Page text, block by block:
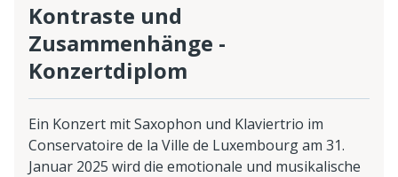
Kontraste und
Zusammenhänge -
Konzertdiplom
Ein Konzert mit Saxophon und Klaviertrio im
Conservatoire de la Ville de Luxembourg am 31.
Januar 2025 wird die emotionale und musikalische